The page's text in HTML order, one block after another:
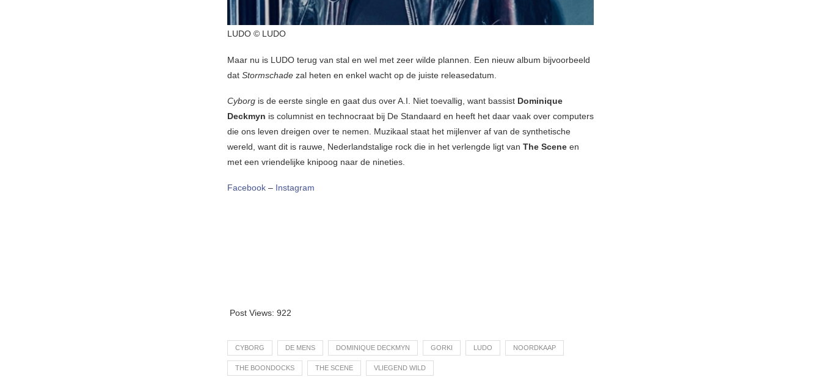
LUDO © LUDO
Maar nu is LUDO terug van stal en wel met zeer wilde plannen. Een nieuw album bijvoorbeeld
dat Stormschade zal heten en enkel wacht op de juiste releasedatum.
Cyborg is de eerste single en gaat dus over A.I. Niet toevallig, want bassist Dominique
Deckmyn is columnist en technocraat bij De Standaard en heeft het daar vaak over computers
die ons leven dreigen over te nemen. Muzikaal staat het mijlenver af van de synthetische
wereld, want dit is rauwe, Nederlandstalige rock die in het verlengde ligt van The Scene en
met een vriendelijke knipoog naar de nineties.
Facebook – Instagram
Post Views: 922
CYBORG DE MENS DOMINIQUE DECKMYN GORKI LUDO NOORDKAAP
THE BOONDOCKS THE SCENE VLIEGEND WILD